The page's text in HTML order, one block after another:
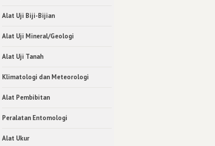
Alat Uji Biji-Bijian
Alat Uji Mineral/Geologi
Alat Uji Tanah
Klimatologi dan Meteorologi
Alat Pembibitan
Peralatan Entomologi
Alat Ukur